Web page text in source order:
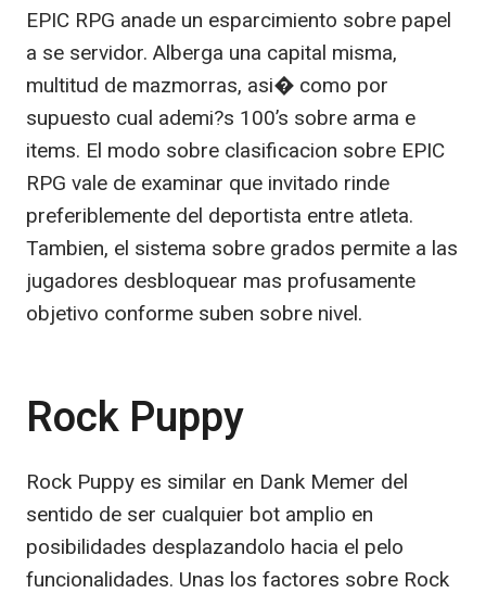
EPIC RPG anade un esparcimiento sobre papel
a se servidor. Alberga una capital misma,
multitud de mazmorras, asi� como por
supuesto cual ademi?s 100’s sobre arma e
items. El modo sobre clasificacion sobre EPIC
RPG vale de examinar que invitado rinde
preferiblemente del deportista entre atleta.
Tambien, el sistema sobre grados permite a las
jugadores desbloquear mas profusamente
objetivo conforme suben sobre nivel.
Rock Puppy
Rock Puppy es similar en Dank Memer del
sentido de ser cualquier bot amplio en
posibilidades desplazandolo hacia el pelo
funcionalidades. Unas los factores sobre Rock